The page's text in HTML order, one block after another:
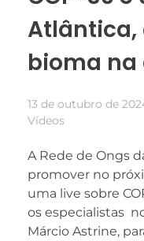
Atlântica,
bioma na
13 de outubro de
Vídeos
A Rede de Ongs
promover no
uma live sobre
os especialistas
Márcio Astrine,